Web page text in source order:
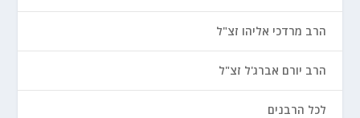
הרב מרדכי אליהו זצ"ל
הרב יורם אברג'ל זצ"ל
לכל הרבנים